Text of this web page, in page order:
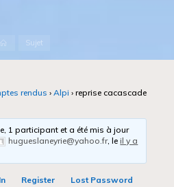
AccueilSujet
rendus › Alpi › reprise cacascade
1 participant et a été mis à jour
hugueslaneyrie@yahoo.fr, leil y a
Register
Lost Password